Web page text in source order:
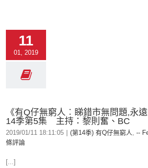
11
01, 2019
《有Q仔無窮人︰睇錯市無問題,永
14季第5集 主持：黎則奮、BC
2019/01/11 18:11:05 (第14季) 有Q仔無窮人, --
條評論
[...]